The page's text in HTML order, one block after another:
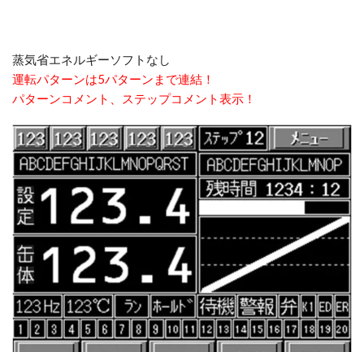
蒸気省エネルギーソフトなし
運転パターンは5パターンまで連結！
パターンコメント、ステップコメント表示！